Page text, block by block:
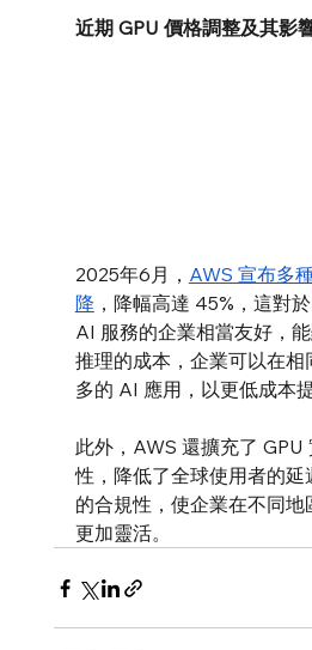
近期 GPU 價格調整及其影
2025年6月， AWS 宣布多
降 ，降幅高達 45%，這對
AI 服務的企業相當友好，
推理的成本，企業可以在相
多的 AI 應用，以更低成本
此外，AWS 還擴充了 GPU
性，降低了全球使用者的延
的合規性，使企業在不同
更加靈活。